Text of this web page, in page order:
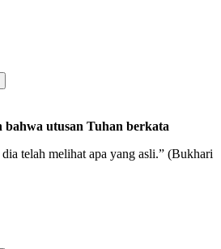
bahwa utusan Tuhan berkata
telah melihat apa yang asli.” (Bukhari